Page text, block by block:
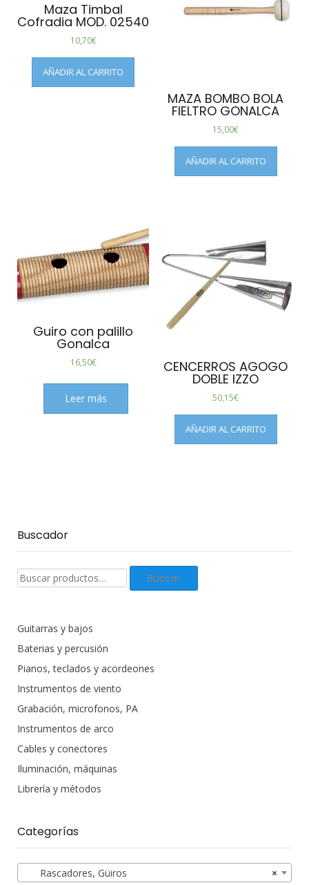
Maza Timbal
Cofradia MOD. 02540
10,70€
AÑADIR AL CARRITO
MAZA BOMBO BOLA
FIELTRO GONALCA
15,00€
AÑADIR AL CARRITO
Guiro con palillo
Gonalca
16,50€
Leer más
CENCERROS AGOGO
DOBLE IZZO
50,15€
AÑADIR AL CARRITO
Buscador
Buscar
productos:
Buscar
Guitarras y bajos
Baterias y percusión
Pianos, teclados y acordeones
Instrumentos de viento
Grabación, microfonos, PA
Instrumentos de arco
Cables y conectores
Iluminación, máquinas
Librería y métodos
Categorías
×
Rascadores, Güiros